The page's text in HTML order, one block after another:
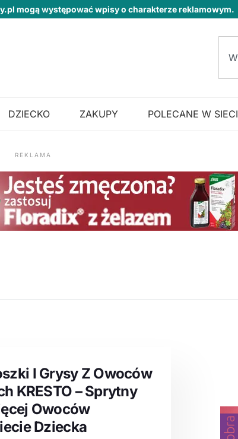
mogą występować wpisy o charakterze reklamowym.
DZIECKO ZAKUPY POLECANE W SIECI
REKLAMA
I Grysy Z Owoców
KRESTO – Sprytny
Owoców
Dziecka